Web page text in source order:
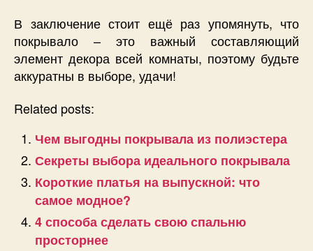
В заключение стоит ещё раз упомянуть, что
покрывало – это важный составляющий
элемент декора всей комнаты, поэтому будьте
аккуратны в выборе, удачи!
Related posts:
Чем выгодны покрывала из полиэстера
Секреты выбора идеального покрывала
Короткие платья на выпускной: что
самое модное?
4 способа сделать свою спальню
просторнее